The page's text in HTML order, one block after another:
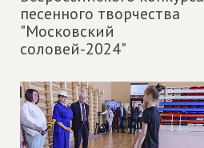
песенного творчества
"Московский
соловей-2024"